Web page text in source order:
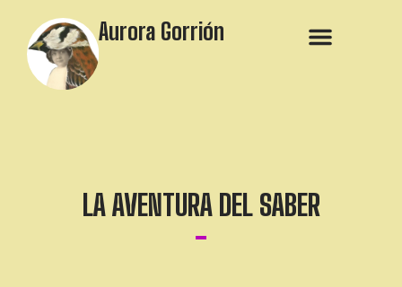
Aurora Gorrión
LA AVENTURA DEL SABER